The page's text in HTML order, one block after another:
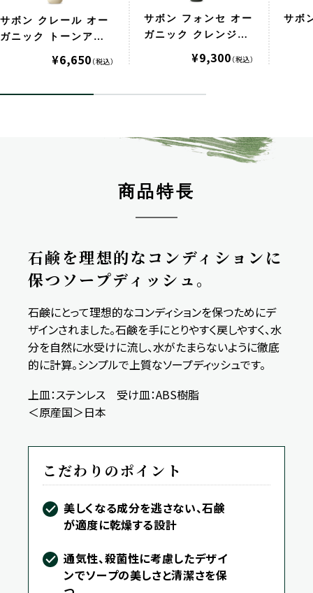
サボン クレール オー
ガニック トーンアッ
¥6,650 （税込）
サボン フォンセ オー
ガニック クレンジン
¥9,300 （税込）
サボ
商品特長
石鹸を理想的なコンディションに
保つソープディッシュ。
石鹸にとって理想的なコンディションを保つためにデ
ザインされました。石鹸を手にとりやすく戻しやすく、水
分を自然に水受けに流し、水がたまらないように徹底
的に計算。シンプルで上質なソープディッシュです。
上皿：ステンレス 受け皿：ABS樹脂
＜原産国＞日本
こだわりのポイント
美しくなる成分を逃さない、石鹸
が適度に乾燥する設計
通気性、殺菌性に考慮したデザイ
ンでソープの美しさと清潔さを保